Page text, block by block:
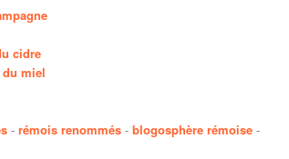
cidre
du miel
- rémois renommés - blogosphère rémoise -